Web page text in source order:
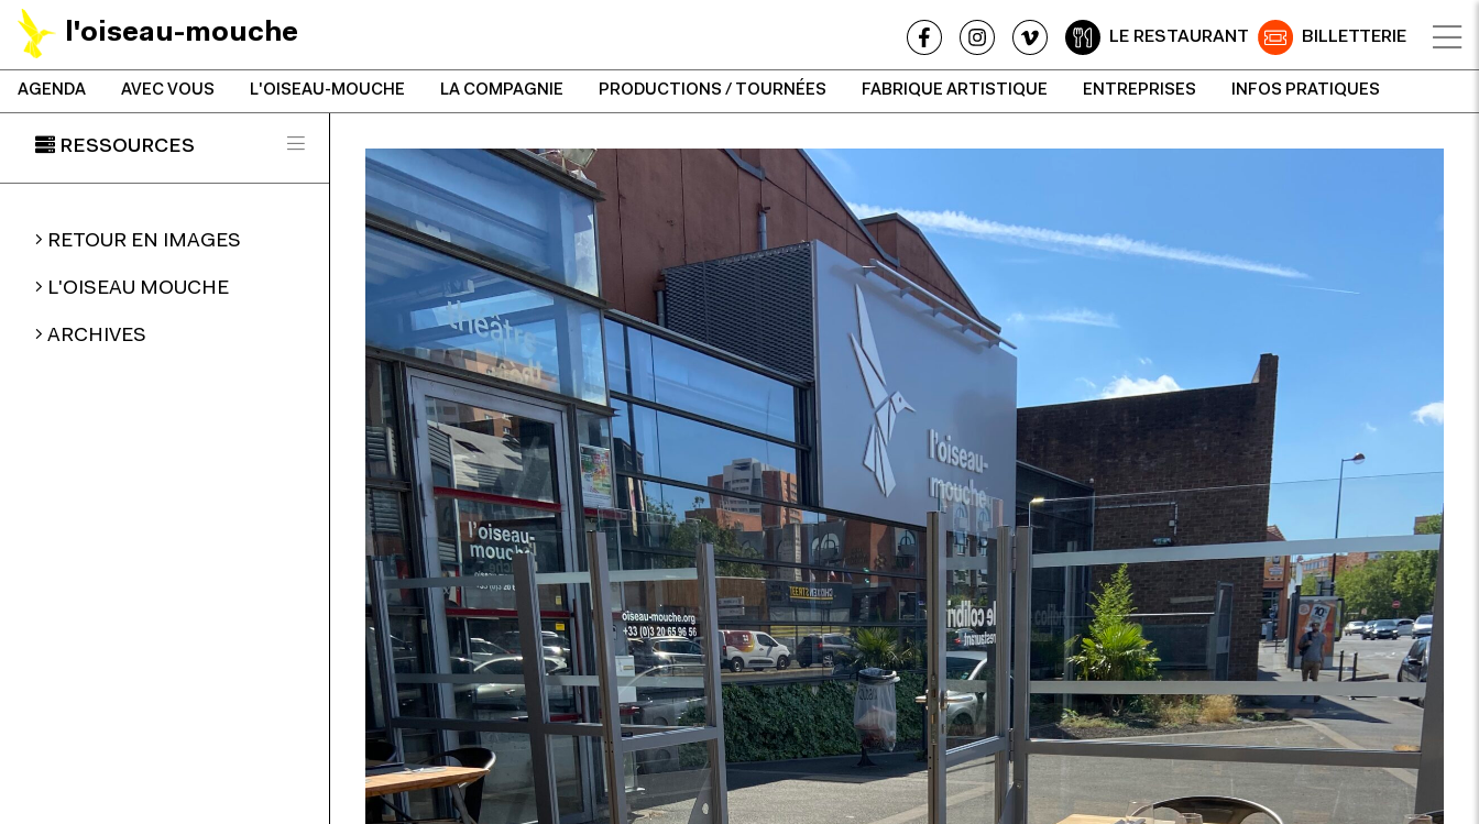
l'oiseau-mouche LE RESTAURANT BILLETTERIE
AGENDA AVEC VOUS L'OISEAU-MOUCHE LA COMPAGNIE PRODUCTIONS / TOURNÉES FABRIQUE ARTISTIQUE ENTREPRISES INFOS PRATIQUES
RESSOURCES
RETOUR EN IMAGES
L'OISEAU MOUCHE
ARCHIVES